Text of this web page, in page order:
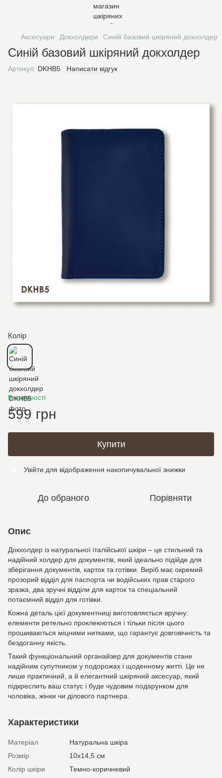
Аксесуари Докхолдери Синій базовий шкіряний докхолдер
Синій базовий шкіряний докхолдер
Артикул: DKHB5 Написати відгук
Колір
В наявності
599 грн
Купити
Увійти для відображення накопичувальної знижки
До обраного Порівняти
Опис
Докхолдер із натуральної італійської шкіри – це стильний та
надійний холдер для документів, який ідеально підійде для
зберігання документів, карток та готівки. Виріб має окремий
прозорий відділ для паспорта чи водійських прав старого
зразка, два зручні відділи для карток та спеціальний
потаємний відділ для готівки.
Кожна деталь цієї документниці виготовляється вручну:
елементи ретельно проклеюються і тільки після цього
прошиваються міцними нитками, що гарантує довговічність та
бездоганну якість.
Такий функціональний органайзер для документів стане
надійним супутником у подорожах і щоденному житті. Це не
лише практичний, а й елегантний шкіряний аксесуар, який
підкреслить ваш статус і буде чудовим подарунком для
чоловіка, жінки чи ділового партнера.
Характеристики
Матеріал
Натуральна шкіра
Розмір
10х14,5 см
Колір шкіри
Темно-коричневий